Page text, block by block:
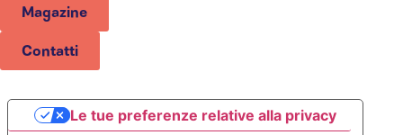
Magazine
Contatti
Le tue preferenze relative alla privacy